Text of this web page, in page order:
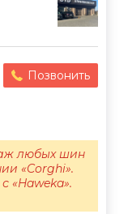
Позвонить
любых шин
«Corghi».
«Haweka».